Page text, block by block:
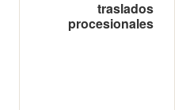
traslados
procesionales